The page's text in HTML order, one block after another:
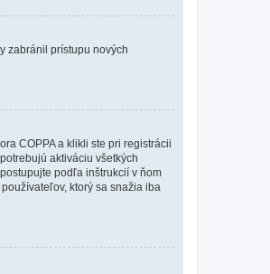
zabránil prístupu nových
COPPA a klikli ste pri registrácii
aktiváciu všetkých
podľa inštrukcií v ňom
ktorý sa snažia iba